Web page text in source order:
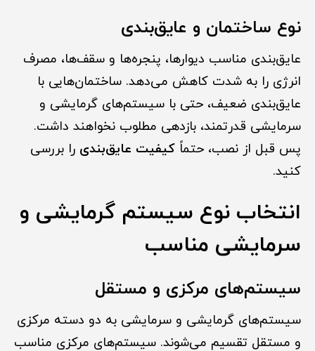
نوع ساختمان و عایق‌بندی
عایق‌بندی مناسب دیوارها، پنجره‌ها و سقف‌ها، مصرف
انرژی را به شدت کاهش می‌دهد. ساختمان‌هایی با
عایق‌بندی ضعیف، حتی با سیستم‌های گرمایشی و
سرمایشی قدرتمند، بازدهی مطلوب نخواهند داشت.
پس قبل از نصب، حتماً کیفیت عایق‌بندی را بررسی
کنید.
انتخاب نوع سیستم گرمایشی و
سرمایشی مناسب
سیستم‌های مرکزی و مستقل
سیستم‌های گرمایشی و سرمایشی به دو دسته مرکزی
و مستقل تقسیم می‌شوند. سیستم‌های مرکزی مناسب